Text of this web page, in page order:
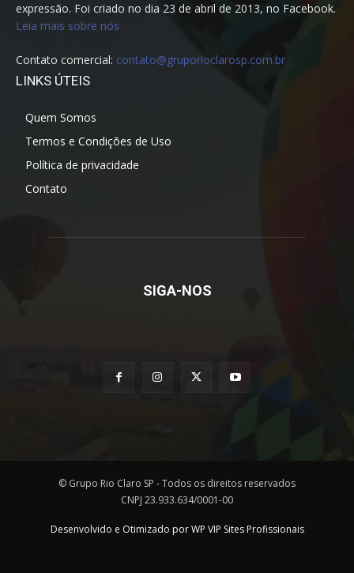
expressão. Foi criado no dia 23 de abril de 2013, no Facebook.
Leia mais sobre nós
Contato comercial: contato@gruporioclarosp.com.br
LINKS ÚTEIS
Quem Somos
Termos e Condições de Uso
Política de privacidade
Contato
SIGA-NOS
© Grupo Rio Claro SP - Todos os direitos reservados
CNPJ 23.933.634/0001-00
Desenvolvido e Otimizado por WP VIP Sites Profissionais